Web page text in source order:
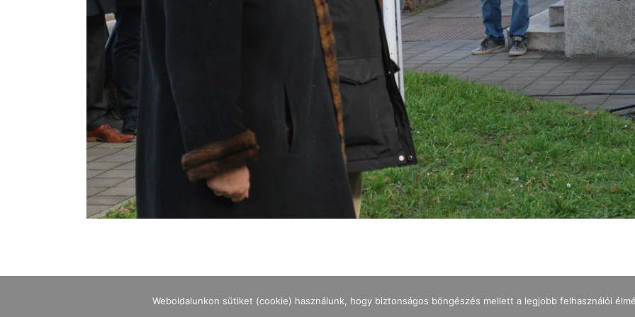
IMPRESSZUM ADATKEZELÉS NYITVATARTÁS JEGYÁRAK
Weboldalunkon sütiket (cookie) használunk, hogy biztonságos böngészés mellett a legjobb felhasználói